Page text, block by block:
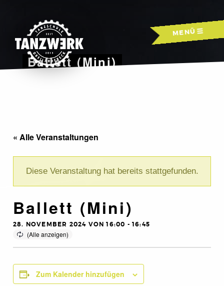
MENÜ
Ballett (Mini)
« Alle Veranstaltungen
Diese Veranstaltung hat bereits stattgefunden.
Ballett (Mini)
28. NOVEMBER 2024 VON 16:00 -16:45
Zum Kalender hinzufügen